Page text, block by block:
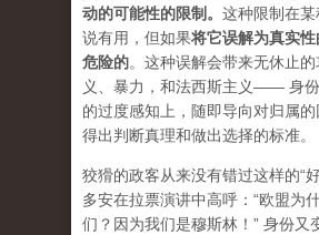
动的可能性的限制。 这种限制在
说有用，但如果将它误解为真实
危险的。这种误解会带来无休止
义、暴力，和法西斯主义—— 身
的过度感知上，随即导向对归属
得出判断真理和做出选择的标准。
狡猾的政客从来没有错过这样的“
多安在拉票演讲中高呼 ：“欧盟为
们 ？ 因为我们是穆斯林 ！” 身份又